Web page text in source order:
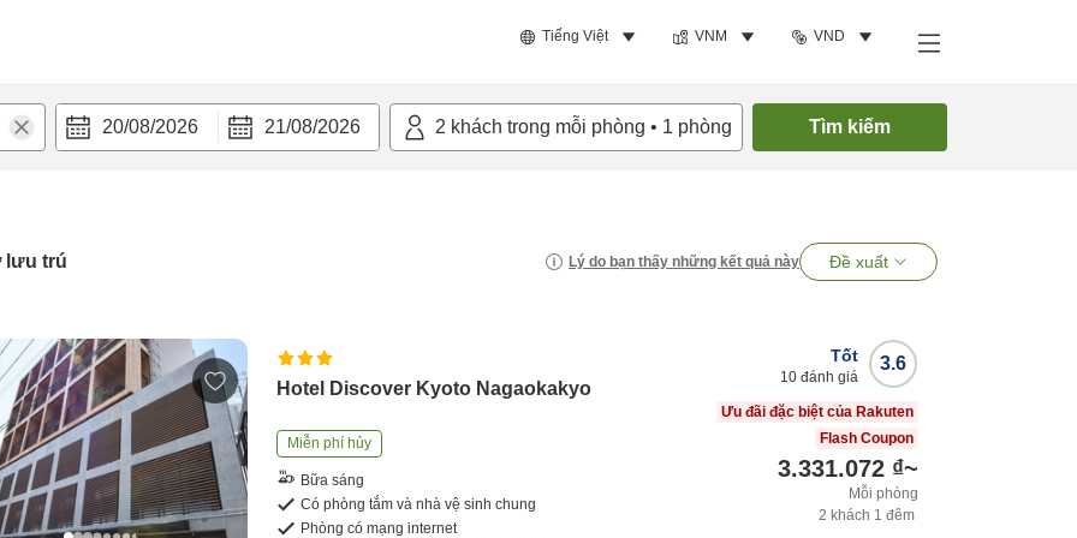
Tiếng Việt VNM VND
20/08/2026 21/08/2026 2 khách trong mỗi phòng • 1 phòng Tìm kiếm
lưu trú Lý do bạn thấy những kết quả này Đề xuất
Hotel Discover Kyoto Nagaokakyo
Miễn phí hủy
Bữa sáng
Có phòng tắm và nhà vệ sinh chung
Phòng có mạng internet
3.6
Tốt
10 đánh giá
Ưu đãi đặc biệt của Rakuten
Flash Coupon
3.331.072 ₫~
Mỗi phòng
2 khách 1 đêm